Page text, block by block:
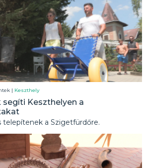
| Keszthely
Keszthelyen a
telepítenek a Szigetfürdőre.